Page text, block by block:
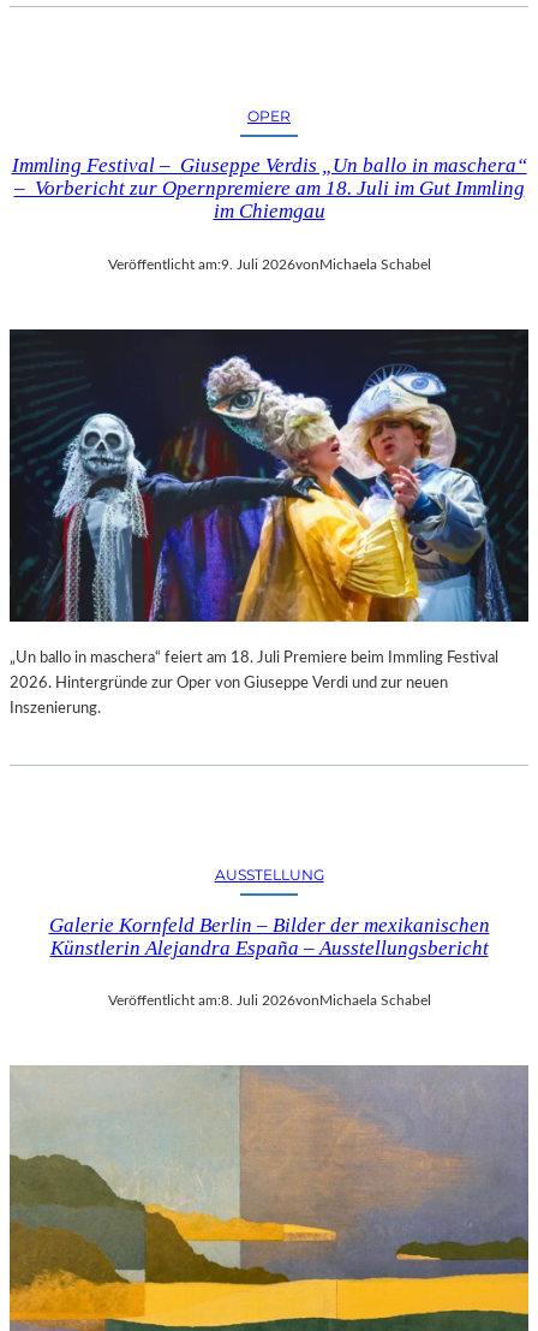
OPER
Immling Festival – Giuseppe Verdis „Un ballo in maschera“
– Vorbericht zur Opernpremiere am 18. Juli im Gut Immling
im Chiemgau
Veröffentlicht am:9. Juli 2026vonMichaela Schabel
„Un ballo in maschera“ feiert am 18. Juli Premiere beim Immling Festival
2026. Hintergründe zur Oper von Giuseppe Verdi und zur neuen
Inszenierung.
AUSSTELLUNG
Galerie Kornfeld Berlin – Bilder der mexikanischen
Künstlerin Alejandra España – Ausstellungsbericht
Veröffentlicht am:8. Juli 2026vonMichaela Schabel